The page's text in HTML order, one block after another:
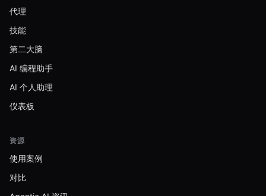
代理
技能
第二大脑
AI 编程助手
AI 个人助理
仪表板
资源
使用案例
对比